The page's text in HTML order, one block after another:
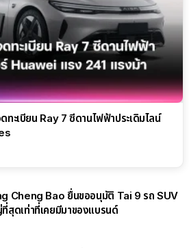
ะเบียน Ray 7 ซีดานไฟฟ้าประเดิมไลน์
Cheng Bao ยื่นขออนุมัติ Tai 9 รถ SUV
สุดเท่าที่เคยมีมาของแบรนด์